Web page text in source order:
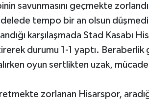
savunmasını geçmekte
tempo bir an olsun
karşılaşmada Stad Kasabı
durumu 1-1 yaptı. Beraberlik
oyun sertlikten uzak,
zorlanan Hisarspor,